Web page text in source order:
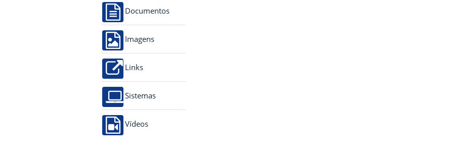
Documentos
Imagens
Links
Sistemas
Vídeos